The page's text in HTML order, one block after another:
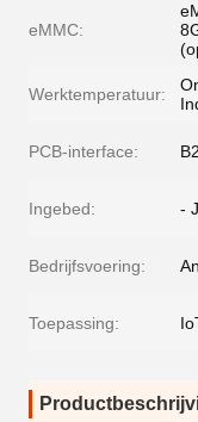
eMMC:
Werktemperatuur:
PCB-interface:
Ingebed: -
Bedrijfsvoering:
Toepassing: